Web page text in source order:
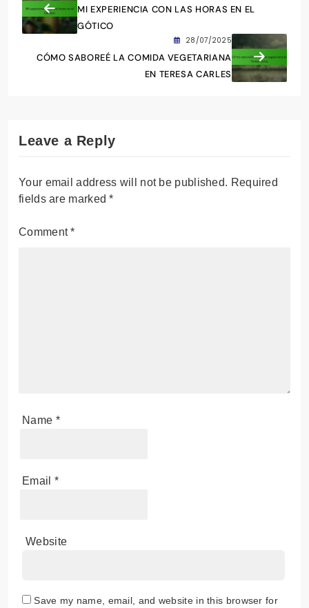
MI EXPERIENCIA CON LAS HORAS EN EL
GÓTICO
28/07/2025
CÓMO SABOREÉ LA COMIDA VEGETARIANA
EN TERESA CARLES
Leave a Reply
Your email address will not be published. Required
fields are marked*
Comment*
Name *
Email *
Website
Save my name, email, and website in this browser for